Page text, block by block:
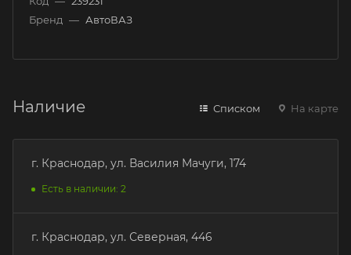
Бренд — АвтоВАЗ
Наличие Списком На карте
г. Краснодар, ул. Василия Мачуги, 174
Есть в наличии: 2
г. Краснодар, ул. Северная, 446